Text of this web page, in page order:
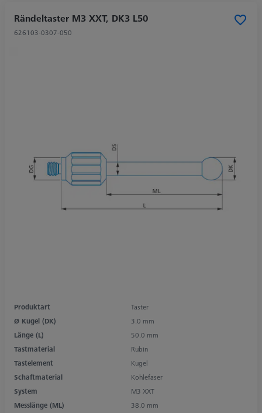
Rändeltaster M3 XXT, DK3 L50
626103-0307-050
Produktart
Taster
Ø Kugel (DK)
3.0 mm
Länge (L)
50.0 mm
Tastmaterial
Rubin
Tastelement
Kugel
Schaftmaterial
Kohlefaser
System
M3 XXT
Messlänge (ML)
38.0 mm